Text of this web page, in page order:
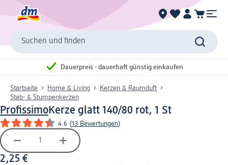
Suchen und finden
Dauerpreis - dauerhaft günstig einkaufen
Startseite Home & Living
Kerzen & Raumduft
Stab- & Stumpenkerzen
ProfissimoKerze glatt 140/80 rot, 1 St
4.6 (13 Bewertungen)
2,25 €